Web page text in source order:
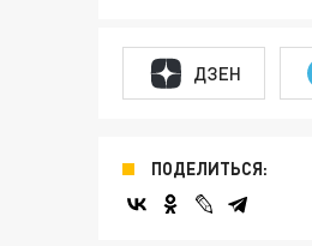
ДЗЕН
ПОДЕЛИТЬСЯ: